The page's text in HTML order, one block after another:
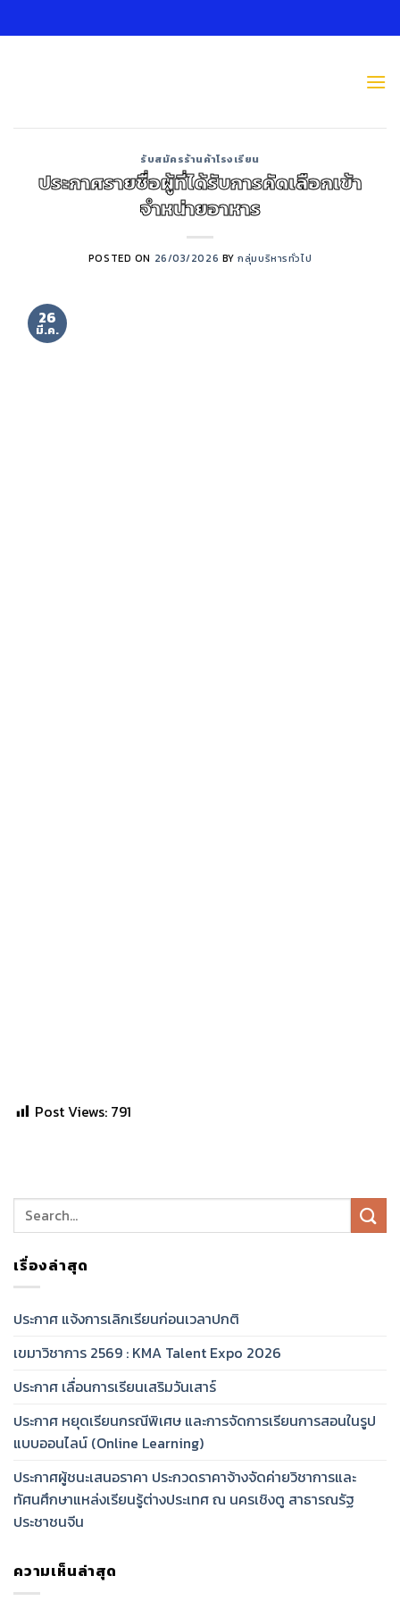
to
รับสมัครร้านค้าโรงเรียน
ประกาศรายชื่อผู้ที่ได้รับการคัดเลือกเข้า
จำหน่ายอาหาร
POSTED ON 26/03/2026 BYกลุ่มบริหารทั่วไป
26
มี.ค.
Post Views: 791
เรื่องล่าสุด
ประกาศ แจ้งการเลิกเรียนก่อนเวลาปกติ
เขมาวิชาการ 2569 : KMA Talent Expo 2026
ประกาศ เลื่อนการเรียนเสริมวันเสาร์
ประกาศ หยุดเรียนกรณีพิเศษ และการจัดการเรียนการสอนในรูป
แบบออนไลน์ (Online Learning)
ประกาศผู้ชนะเสนอราคา ประกวดราคาจ้างจัดค่ายวิชาการและ
ทัศนศึกษาแหล่งเรียนรู้ต่างประเทศ ณ นครเชิงตู สาธารณรัฐ
ประชาชนจีน
ความเห็นล่าสุด